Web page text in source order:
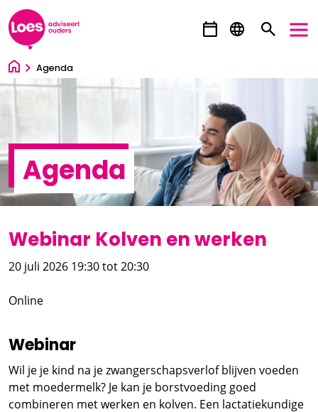
Ga direct naar inhoud
Agenda
Agenda
Webinar Kolven en werken
20 juli 2026 19:30tot 20:30
Online
Webinar
Wil je je kind na je zwangerschapsverlof blijven voeden
met moedermelk? Je kan je borstvoeding goed
combineren met werken en kolven. Een lactatiekundige